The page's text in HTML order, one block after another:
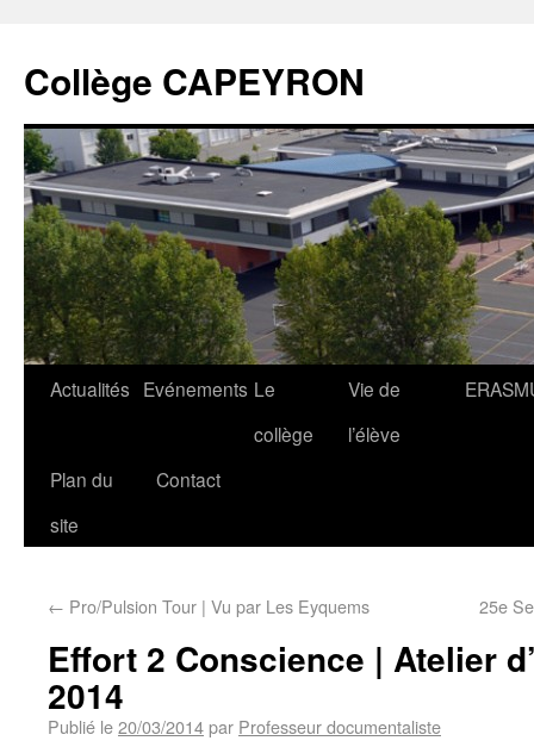
Collège CAPEYRON
Actualités Evénements Le
collège
Vie de
l’élève
Plan du
site
Contact
← Pro/Pulsion Tour | Vu par Les Eyquems 25e
Effort 2 Conscience | Atelier
2014
Publié le20/03/2014par Professeur documentaliste